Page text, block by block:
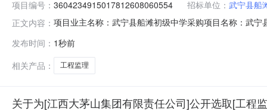
项目编号： 3604234915017812608060554 招标单位： 武宁县船
正文内容： 项目业主名称：武宁县船滩初级中学采购项目名称：武
作日）签订合同时间：3（个工作日）资质要求：无备案
计（集团）有限
发布时间： 1秒前
相关产品：
工程监理
关于为[江西大茅山集团有限责任公司]公开选取[工程